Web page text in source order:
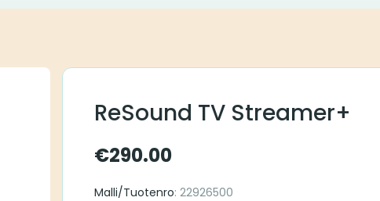
ReSound TV Streamer+
€290.00
Malli/Tuotenro: 22926500